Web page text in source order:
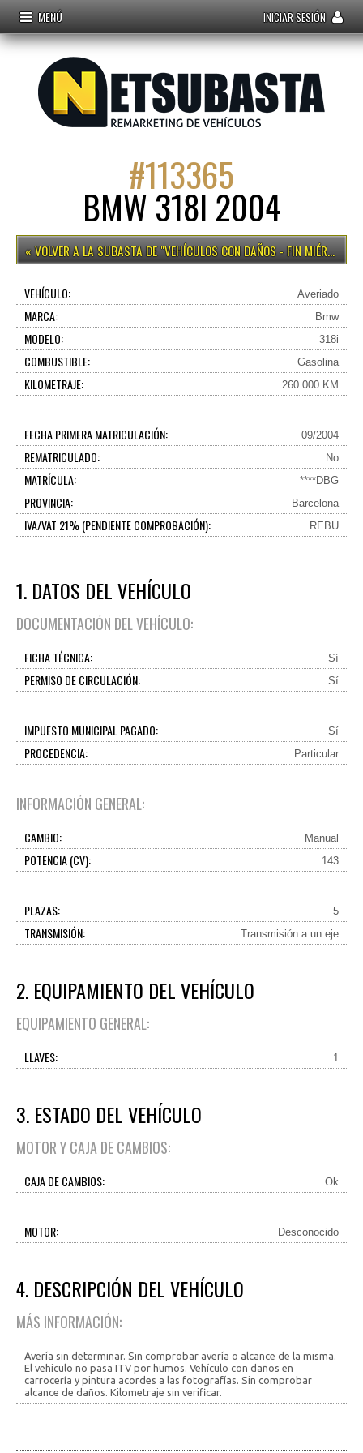
MENÚ INICIAR SESIÓN
#113365
BMW 318I 2004
VEHÍCULOS CON DAÑOS - FIN MIÉRCOLES 15H
VEHÍCULO: Averiado
MARCA: Bmw
MODELO: 318i
COMBUSTIBLE: Gasolina
KILOMETRAJE: 260.000 KM
FECHA PRIMERA MATRICULACIÓN: 09/2004
REMATRICULADO: No
MATRÍCULA: ****DBG
PROVINCIA: Barcelona
IVA/VAT 21% (PENDIENTE COMPROBACIÓN): REBU
1. DATOS DEL VEHÍCULO
DOCUMENTACIÓN DEL VEHÍCULO:
FICHA TÉCNICA: Sí
PERMISO DE CIRCULACIÓN: Sí
IMPUESTO MUNICIPAL PAGADO: Sí
PROCEDENCIA: Particular
INFORMACIÓN GENERAL:
CAMBIO: Manual
POTENCIA (CV): 143
PLAZAS: 5
TRANSMISIÓN: Transmisión a un eje
2. EQUIPAMIENTO DEL VEHÍCULO
EQUIPAMIENTO GENERAL:
LLAVES: 1
3. ESTADO DEL VEHÍCULO
MOTOR Y CAJA DE CAMBIOS:
CAJA DE CAMBIOS: Ok
MOTOR: Desconocido
4. DESCRIPCIÓN DEL VEHÍCULO
MÁS INFORMACIÓN:
Avería sin determinar. Sin comprobar avería o alcance de la misma.
El vehiculo no pasa ITV por humos. Vehículo con daños en
carrocería y pintura acordes a las fotografías. Sin comprobar
alcance de daños. Kilometraje sin verificar.